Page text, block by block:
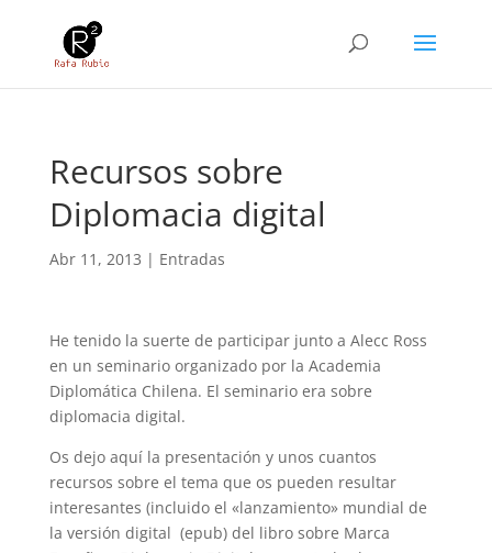
Recursos sobre
Diplomacia digital
Abr 11, 2013 | Entradas
He tenido la suerte de participar junto a Alecc Ross
en un seminario organizado por la Academia
Diplomática Chilena. El seminario era sobre
diplomacia digital.
Os dejo aquí la presentación y unos cuantos
recursos sobre el tema que os pueden resultar
interesantes (incluido el «lanzamiento» mundial de
la versión digital (epub) del libro sobre Marca